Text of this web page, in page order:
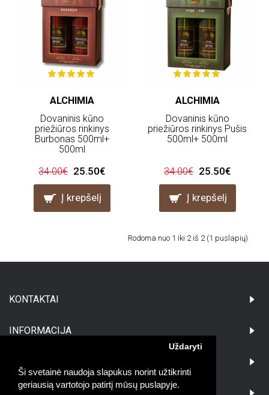
Ši svetainė naudoja slapukus norint užtikrinti
geriausią vartotojo patirtį mūsų puslapyje.
Uždaryti
ALCHIMIA
Dovaninis kūno
priežiūros rinkinys
Burbonas 500ml+
500ml
34.00€ 25.50€
Į krepšelį
ALCHIMIA
Dovaninis kūno
priežiūros rinkinys Pušis
500ml+ 500ml
34.00€ 25.50€
Į krepšelį
Rodoma nuo 1 iki 2 iš 2 (1 puslapių)
KONTAKTAI
INFORMACIJA